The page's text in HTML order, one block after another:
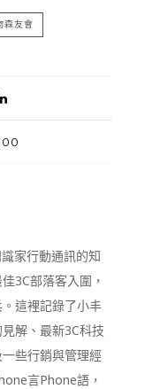
森友會
家行動通訊的知
3C部落客入圍，
這裡記錄了小丰
解、最新3C科技
些行銷與管理經
言Phone語，